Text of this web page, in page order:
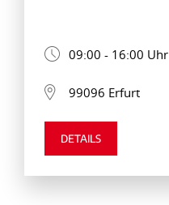
09:00 - 16:00 Uhr
99096 Erfurt
DETAILS